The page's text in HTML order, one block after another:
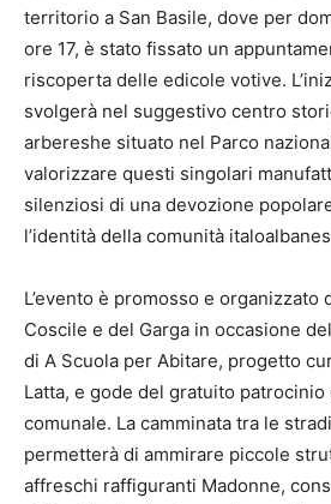
territorio a San Basile, dove per
ore 17, è stato fissato un
riscoperta delle edicole votive.
svolgerà nel suggestivo centro
arbereshe situato nel Parco
valorizzare questi singolari
silenziosi di una devozione
l’identità della comunità
L’evento è promosso e organizzato
Coscile e del Garga in occasione
di A Scuola per Abitare, progetto
Latta, e gode del gratuito patrocinio
comunale. La camminata tra le
permetterà di ammirare piccole
affreschi raffiguranti Madonne,